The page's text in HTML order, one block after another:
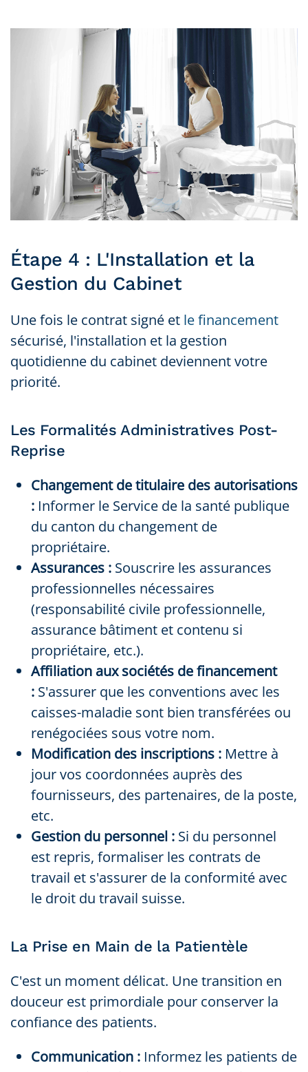
Étape 4 : L'Installation et la
Gestion du Cabinet
Une fois le contrat signé et le financement
sécurisé, l'installation et la gestion
quotidienne du cabinet deviennent votre
priorité.
Les Formalités Administratives Post-
Reprise
Changement de titulaire des autorisations
: Informer le Service de la santé publique
du canton du changement de
propriétaire.
Assurances : Souscrire les assurances
professionnelles nécessaires
(responsabilité civile professionnelle,
assurance bâtiment et contenu si
propriétaire, etc.).
Affiliation aux sociétés de financement
: S'assurer que les conventions avec les
caisses-maladie sont bien transférées ou
renégociées sous votre nom.
Modification des inscriptions : Mettre à
jour vos coordonnées auprès des
fournisseurs, des partenaires, de la poste,
etc.
Gestion du personnel : Si du personnel
est repris, formaliser les contrats de
travail et s'assurer de la conformité avec
le droit du travail suisse.
La Prise en Main de la Patientèle
C'est un moment délicat. Une transition en
douceur est primordiale pour conserver la
confiance des patients.
Communication : Informez les patients de